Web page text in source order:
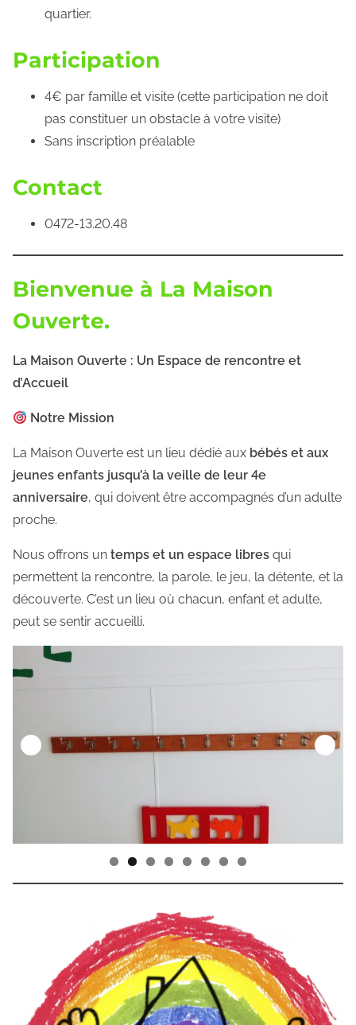
quartier.
Participation
4€ par famille et visite (cette participation ne doit
pas constituer un obstacle à votre visite)
Sans inscription préalable
Contact
0472-13.20.48
Bienvenue à La Maison
Ouverte.
La Maison Ouverte : Un Espace de rencontre et
d’Accueil
Notre Mission
La Maison Ouverte est un lieu dédié aux bébés et aux
jeunes enfants jusqu’à la veille de leur 4e
anniversaire, qui doivent être accompagnés d’un adulte
proche.
Nous offrons un temps et un espace libres qui
permettent la rencontre, la parole, le jeu, la détente, et la
découverte. C’est un lieu où chacun, enfant et adulte,
peut se sentir accueilli.